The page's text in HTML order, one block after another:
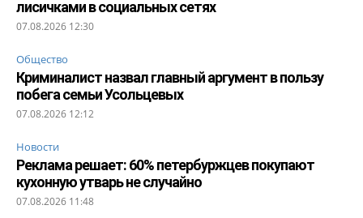
лисичками в социальных сетях
07.08.2026 12:30
Общество
Криминалист назвал главный аргумент в пользу
побега семьи Усольцевых
07.08.2026 12:12
Новости
Реклама решает: 60% петербуржцев покупают
кухонную утварь не случайно
07.08.2026 11:48